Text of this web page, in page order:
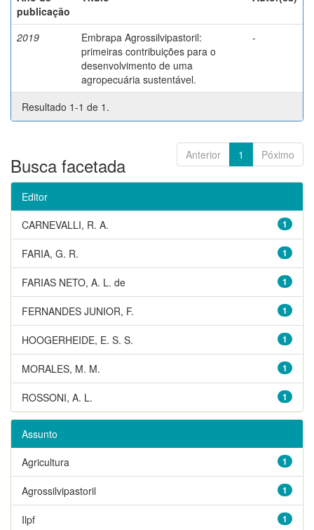
publicação
2019
Embrapa Agrossilvipastoril:
primeiras contribuições para o
desenvolvimento de uma
agropecuária sustentável.
-
Resultado 1-1 de 1.
Anterior 1 Póximo
Busca facetada
Editor
1
CARNEVALLI, R. A.
1
FARIA, G. R.
1
FARIAS NETO, A. L. de
1
FERNANDES JUNIOR, F.
1
HOOGERHEIDE, E. S. S.
1
MORALES, M. M.
1
ROSSONI, A. L.
Assunto
1
Agricultura
1
Agrossilvipastoril
1
Ilpf